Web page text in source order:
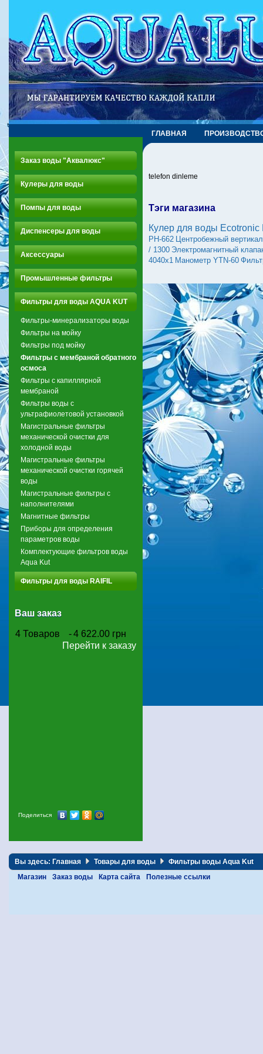
ГЛАВНАЯ
Заказ воды "Аквалюкс"
Кулеры для воды
Помпы для воды
Диспенсеры для воды
Аксессуары
Промышленные фильтры
Фильтры для воды AQUA KUT
Фильтры-минерализаторы воды
Фильтры на мойку
Фильтры под мойку
Фильтры с мембраной обратного
осмоса
Фильтры с капиллярной
мембраной
Фильтры воды с
ультрафиолетовой установкой
Магистральные фильтры
механической очистки для
холодной воды
Магистральные фильтры
механической очистки горячей
воды
Магистральные фильтры с
наполнителями
Магнитные фильтры
Приборы для определения
параметров воды
Комплектующие фильтров воды
Aqua Kut
Фильтры для воды RAIFIL
Ваш заказ
4 Товаров -4 622.00 грн
Перейти к заказу
Поделиться
telefon dinleme
Тэги магазина
Кулер для воды Ecotronic
PH-662 Центробежный
/ 1300 Электромагнитный
4040х1 Манометр YTN-60
Вы здесь: Главная Товары для воды
Фильтры воды Aqua Kut
Магазин
Заказ воды Карта сайта Полезные ссылки